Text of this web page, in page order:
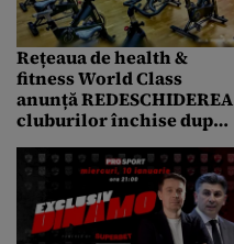
Rețeaua de health &
fitness World Class
anunță REDESCHIDEREA
cluburilor închise după
ANPC